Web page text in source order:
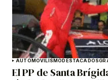
AUTOMOVILISMODESTACADOS
El PP de Santa